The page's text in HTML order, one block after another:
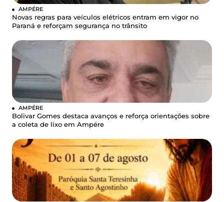
AMPÉRE
Novas regras para veículos elétricos entram em vigor no
Paraná e reforçam segurança no trânsito
AMPÉRE
Bolivar Gomes destaca avanços e reforça orientações sobre
a coleta de lixo em Ampére